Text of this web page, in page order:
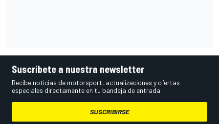
Suscríbete a nuestra newsletter
Recibe noticias de motorsport, actualizaciones y ofertas
especiales directamente en tu bandeja de entrada.
SUSCRIBIRSE